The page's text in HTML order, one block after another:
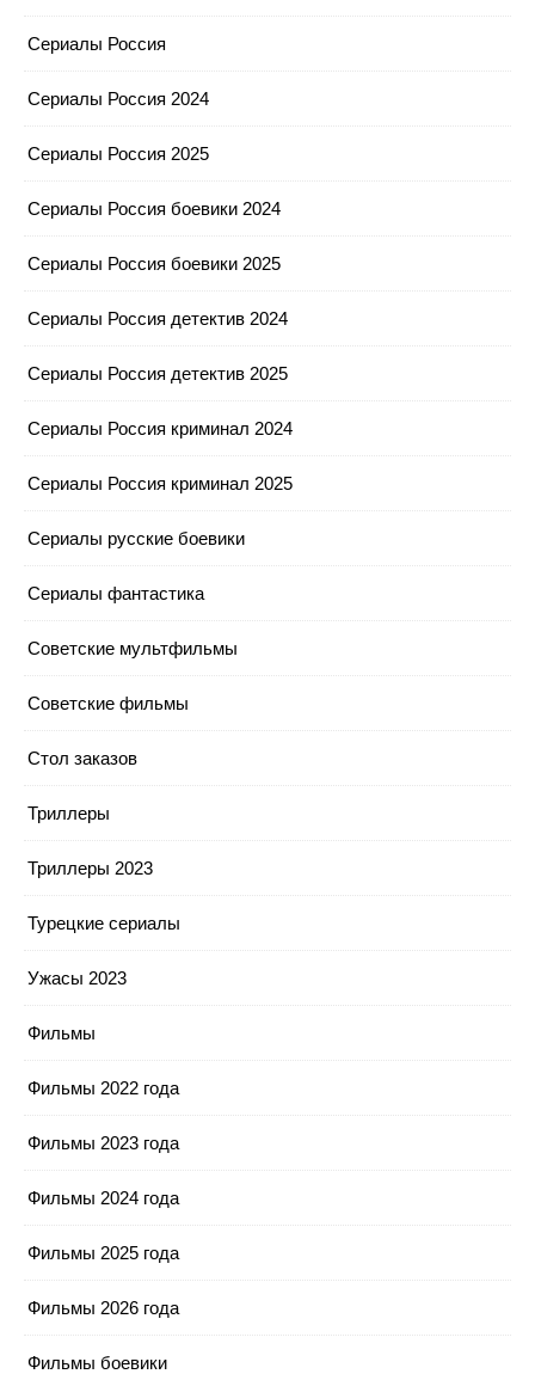
Сериалы Россия
Сериалы Россия 2024
Сериалы Россия 2025
Сериалы Россия боевики 2024
Сериалы Россия боевики 2025
Сериалы Россия детектив 2024
Сериалы Россия детектив 2025
Сериалы Россия криминал 2024
Сериалы Россия криминал 2025
Сериалы русские боевики
Сериалы фантастика
Советские мультфильмы
Советские фильмы
Стол заказов
Триллеры
Триллеры 2023
Турецкие сериалы
Ужасы 2023
Фильмы
Фильмы 2022 года
Фильмы 2023 года
Фильмы 2024 года
Фильмы 2025 года
Фильмы 2026 года
Фильмы боевики